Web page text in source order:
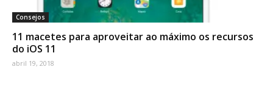
Consejos
11 macetes para aproveitar ao máximo os recursos
do iOS 11
abril 19, 2018